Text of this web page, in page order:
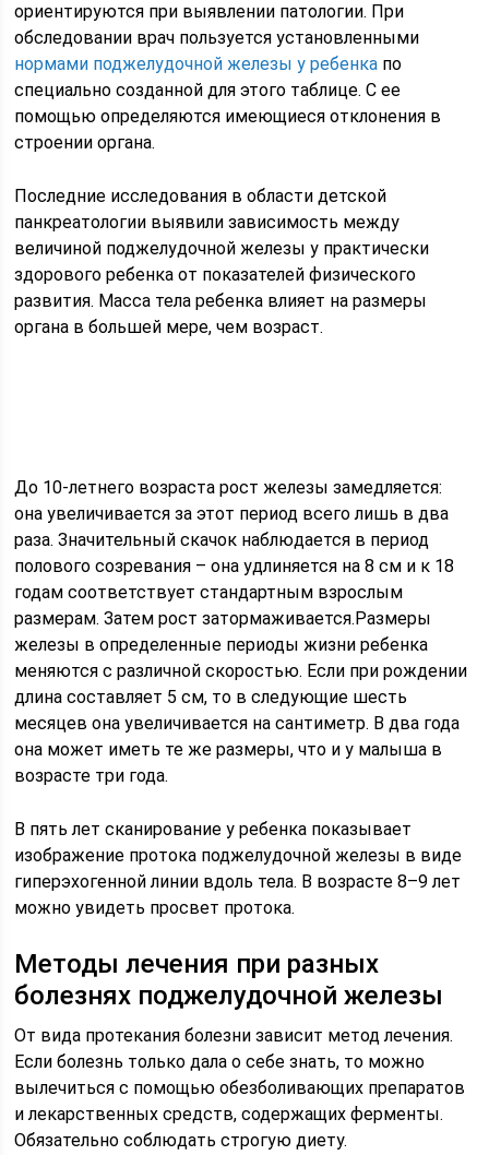
ориентируются при выявлении патологии. При
обследовании врач пользуется установленными
нормами поджелудочной железы у ребенка по
специально созданной для этого таблице. С ее
помощью определяются имеющиеся отклонения в
строении органа.
Последние исследования в области детской
панкреатологии выявили зависимость между
величиной поджелудочной железы у практически
здорового ребенка от показателей физического
развития. Масса тела ребенка влияет на размеры
органа в большей мере, чем возраст.
До 10-летнего возраста рост железы замедляется:
она увеличивается за этот период всего лишь в два
раза. Значительный скачок наблюдается в период
полового созревания – она удлиняется на 8 см и к 18
годам соответствует стандартным взрослым
размерам. Затем рост затормаживается.Размеры
железы в определенные периоды жизни ребенка
меняются с различной скоростью. Если при рождении
длина составляет 5 см, то в следующие шесть
месяцев она увеличивается на сантиметр. В два года
она может иметь те же размеры, что и у малыша в
возрасте три года.
В пять лет сканирование у ребенка показывает
изображение протока поджелудочной железы в виде
гиперэхогенной линии вдоль тела. В возрасте 8–9 лет
можно увидеть просвет протока.
Методы лечения при разных
болезнях поджелудочной железы
От вида протекания болезни зависит метод лечения.
Если болезнь только дала о себе знать, то можно
вылечиться с помощью обезболивающих препаратов
и лекарственных средств, содержащих ферменты.
Обязательно соблюдать строгую диету.